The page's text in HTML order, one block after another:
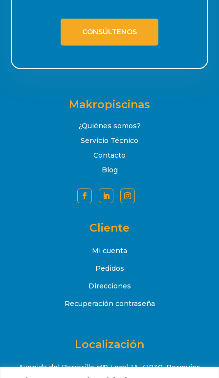
CONSÚLTENOS
Makropiscinas
¿Quiénes somos?
Servicio Técnico
Contacto
Blog
Cliente
Mi cuenta
Pedidos
Direcciones
Recuperación contraseña
Localización
Avenida del Barrerillo nº9 Local 1A, 41930, Bormujos